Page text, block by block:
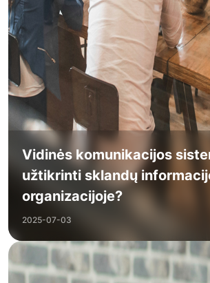
Vidinės komunikacijos
užtikrinti sklandų
organizacijoje?
2025-07-03